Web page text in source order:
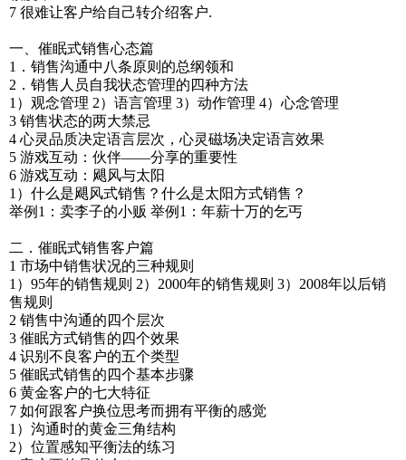
7 很难让客户给自己转介绍客户.
一、催眠式销售心态篇
1．销售沟通中八条原则的总纲领和
2．销售人员自我状态管理的四种方法
1）观念管理 2）语言管理 3）动作管理 4）心念管理
3 销售状态的两大禁忌
4 心灵品质决定语言层次，心灵磁场决定语言效果
5 游戏互动：伙伴——分享的重要性
6 游戏互动：飓风与太阳
1）什么是飓风式销售？什么是太阳方式销售？
举例1：卖李子的小贩 举例1：年薪十万的乞丐
二．催眠式销售客户篇
1 市场中销售状况的三种规则
1）95年的销售规则 2）2000年的销售规则 3）2008年以后销
售规则
2 销售中沟通的四个层次
3 催眠方式销售的四个效果
4 识别不良客户的五个类型
5 催眠式销售的四个基本步骤
6 黄金客户的七大特征
7 如何跟客户换位思考而拥有平衡的感觉
1）沟通时的黄金三角结构
2）位置感知平衡法的练习